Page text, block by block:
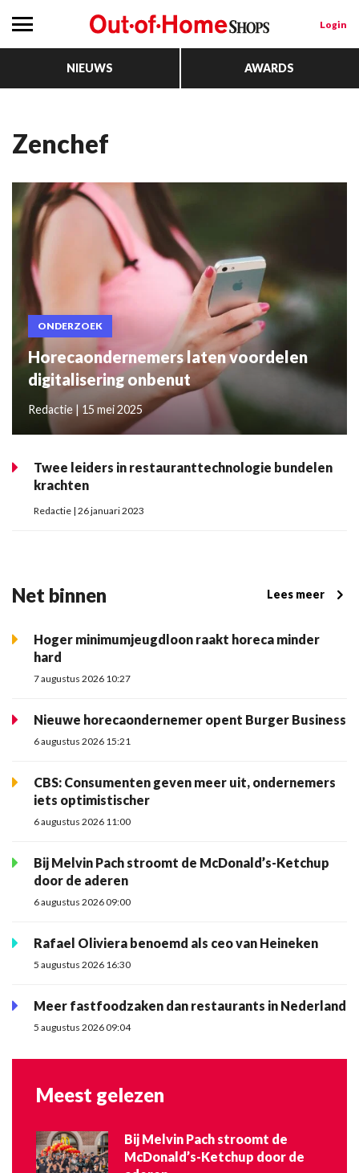
Login
NIEUWS AWARDS
Zenchef
ONDERZOEK
Horecaondernemers laten voordelen
digitalisering onbenut
Redactie | 15 mei 2025
Twee leiders in restauranttechnologie bundelen
krachten
Redactie | 26 januari 2023
Net binnen Lees meer
Hoger minimumjeugdloon raakt horeca minder
hard
7 augustus 2026 10:27
Nieuwe horecaondernemer opent Burger Business
6 augustus 2026 15:21
CBS: Consumenten geven meer uit, ondernemers
iets optimistischer
6 augustus 2026 11:00
Bij Melvin Pach stroomt de McDonald’s-Ketchup
door de aderen
6 augustus 2026 09:00
Rafael Oliviera benoemd als ceo van Heineken
5 augustus 2026 16:30
Meer fastfoodzaken dan restaurants in Nederland
5 augustus 2026 09:04
Meest gelezen
Bij Melvin Pach stroomt de
McDonald’s-Ketchup door de